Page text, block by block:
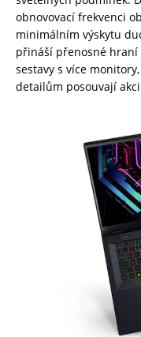
obnovovací frekvenci
minimálním výskytu
přináší přenosné
sestavy s více
detailům posouvají